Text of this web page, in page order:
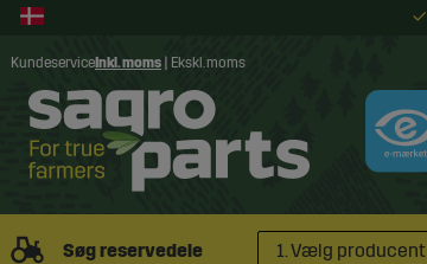
Kundeservice Inkl. moms Ekskl. moms
Søg reservedele 1. Vælg producent